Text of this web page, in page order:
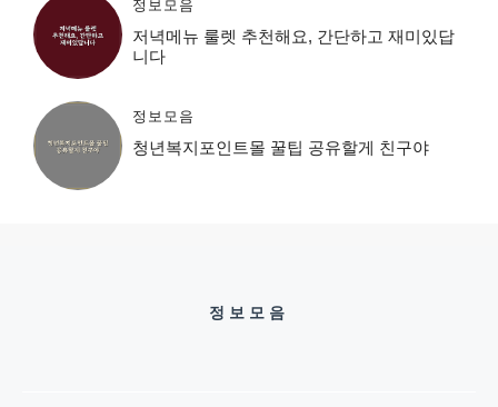
정보모음
저녁메뉴 룰렛 추천해요, 간단하고 재미있답
니다
정보모음
청년복지포인트몰 꿀팁 공유할게 친구야
정보모음